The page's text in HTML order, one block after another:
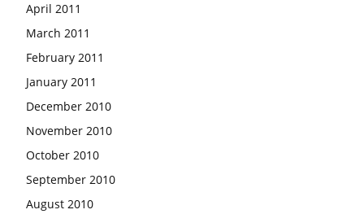
April 2011
March 2011
February 2011
January 2011
December 2010
November 2010
October 2010
September 2010
August 2010